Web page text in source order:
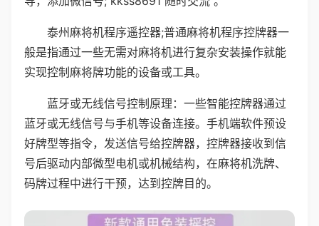
泰州麻将机程序遥控器;普通麻将机程序控牌器一
般是指通过一些无需对麻将机进行复杂安装操作就能
实现控制麻将牌功能的设备或工具。
蓝牙或无线信号控制原理：一些智能控牌器通过
蓝牙或无线信号与手机等设备连接。手机端软件预设
好牌型等指令，发送信号给控牌器，控牌器接收到信
号后驱动内部微型电机或机械结构，在麻将机洗牌、
码牌过程中进行干预，达到控牌目的。